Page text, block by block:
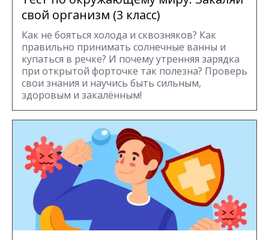
свой организм (3 класс)
Как не бояться холода и сквозняков? Как
правильно принимать солнечные ванны и
купаться в речке? И почему утренняя зарядка
при открытой форточке так полезна? Проверь
свои знания и научись быть сильным,
здоровым и закалённым!